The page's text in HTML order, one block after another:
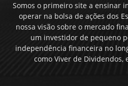
Somos o primeiro site a ensinar
operar na bolsa de ações dos
nossa visão sobre o mercado
um investidor de pequeno
independência financeira no
como Viver de Dividendos,